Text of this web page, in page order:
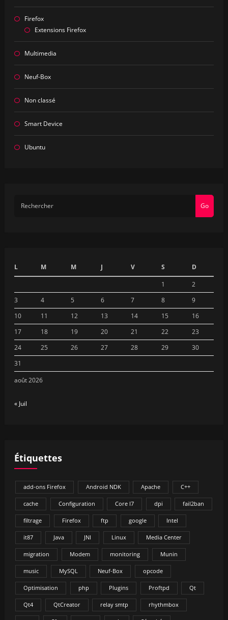
Firefox
Extensions Firefox
Multimedia
Neuf-Box
Non classé
Smart Device
Ubuntu
Go
août 2026
L M M J V S
D
1
2
3
4 5 6 7 8
9
10
11 12 13 14 15
16
17
18 19 20 21 22
23
24
25 26 27 28 29
30
31
« Juil
Étiquettes
add-ons Firefox Android NDK Apache C++
cache Configuration Core I7 dpi fail2ban
filtrage Firefox ftp google Intel
it87 Java JNI Linux Media Center
migration Modem monitoring Munin
music MySQL Neuf-Box opcode
Optimisation php Plugins Proftpd Qt
Qt4 QtCreator relay smtp rhythmbox